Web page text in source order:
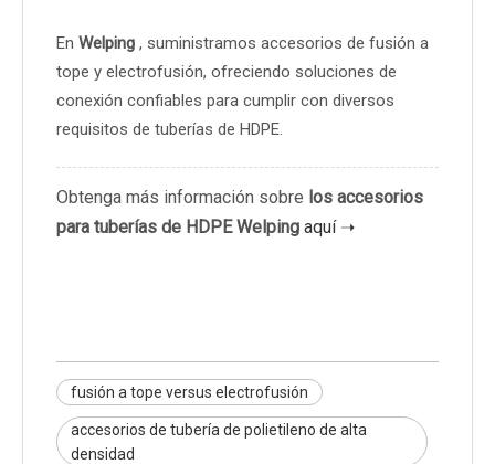
En Welping , suministramos accesorios de fusión a
tope y electrofusión, ofreciendo soluciones de
conexión confiables para cumplir con diversos
requisitos de tuberías de HDPE.
Obtenga más información sobre los accesorios
para tuberías de HDPE Welping aquí ➝
fusión a tope versus electrofusión
accesorios de tubería de polietileno de alta
densidad